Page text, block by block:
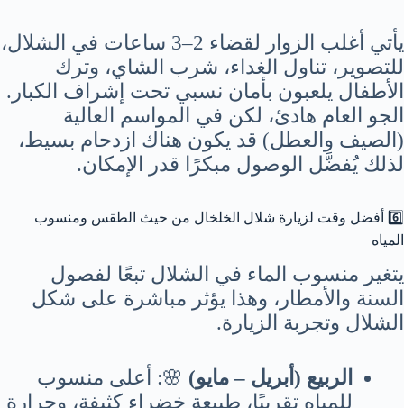
يأتي أغلب الزوار لقضاء 2–3 ساعات في الشلال،
للتصوير، تناول الغداء، شرب الشاي، وترك
الأطفال يلعبون بأمان نسبي تحت إشراف الكبار.
الجو العام هادئ، لكن في المواسم العالية
(الصيف والعطل) قد يكون هناك ازدحام بسيط،
لذلك يُفضَّل الوصول مبكرًا قدر الإمكان.
6️⃣ أفضل وقت لزيارة شلال الخلخال من حيث الطقس ومنسوب
المياه
يتغير منسوب الماء في الشلال تبعًا لفصول
السنة والأمطار، وهذا يؤثر مباشرة على شكل
الشلال وتجربة الزيارة.
الربيع (أبريل – مايو) 🌸: أعلى منسوب
للمياه تقريبًا، طبيعة خضراء كثيفة، وحرارة